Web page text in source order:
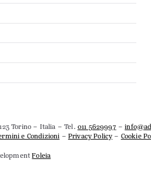
Torino – Italia – Tel. 011 5629997–
e Condizioni – Privacy Policy – Cookie
Foleia